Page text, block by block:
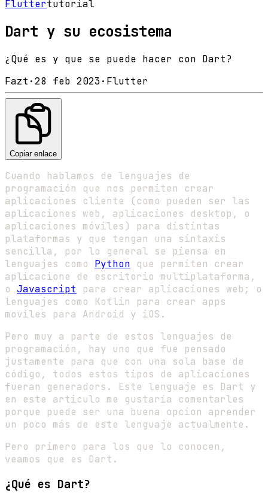
Fluttertutorial
Dart y su ecosistema
¿Qué es y que se puede hacer con Dart?
Fazt ·28 feb 2023· Flutter
Copiar enlace
Cuando hablamos de lenguajes de
programación que nos permiten crear
aplicaciones cliente (como pueden ser las
aplicaciones web, aplicaciones desktop, o
aplicaciones móviles) para distintas
plataformas y que tengan una sintaxis
sencilla, por lo general se piensa en
lenguajes como Python que permiten crear
aplicacione de escritorio multiplataforma,
o Javascript para crear aplicaciones web; o
lenguajes como Kotlin para crear apps
moviles para Android y iOS.
Pero muy a parte de estos lenguajes de
programación, hay uno que fue pensado
justamente para que con una sola base de
código, todos estos tipos de aplicaciones
fueran generadors. Este lenguaje es Dart y
en este articulo me gustaría comentarles
porque puede ser una buena opcion aprender
un poco más de este lenguaje actualmente.
Pero primero para los que lo conocen,
veamos que es Dart.
¿Qué es Dart?